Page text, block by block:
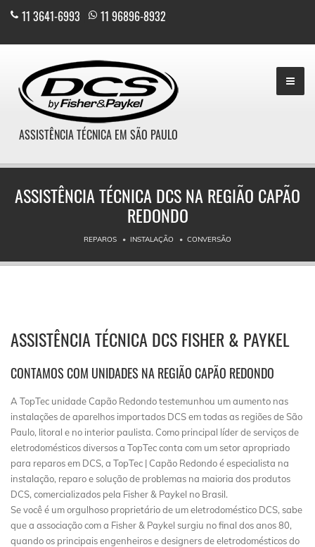
11 3641-6993 11 96896-8932
ASSISTÊNCIA TÉCNICA EM SÃO PAULO
ASSISTÊNCIA TÉCNICA DCS NA REGIÃO CAPÃO
REDONDO
REPAROS INSTALAÇÃO CONVERSÃO
ASSISTÊNCIA TÉCNICA DCS FISHER & PAYKEL
CONTAMOS COM UNIDADES NA REGIÃO CAPÃO REDONDO
A TopTec unidade Capão Redondo testemunhou um aumento nas
instalações de aparelhos importados DCS em todas as regiões de São
Paulo, litoral e no interior paulista. Como principal líder de serviços de
eletrodomésticos diversos a TopTec conta com um setor apropriado
para reparos em DCS, a TopTec | Capão Redondo é especialista na
instalação, reparo e solução de problemas na maioria dos produtos
DCS, comercializados pela Fisher & Paykel no Brasil.
Se você é um orgulhoso proprietário de um eletrodoméstico DCS, sabe
que a associação com a Fisher & Paykel surgiu no final dos anos 80,
quando os principais engenheiros e designers de eletrodomésticos do